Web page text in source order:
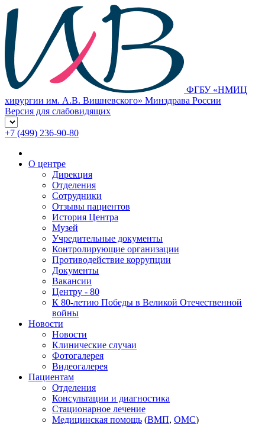
ФГБУ «НМИЦ
хирургии им. А.В. Вишневского» Минздрава России
Версия для слабовидящих
+7 (499) 236-90-80
О центре
Дирекция
Отделения
Сотрудники
Отзывы пациентов
История Центра
Музей
Учредительные документы
Контролирующие организации
Противодействие коррупции
Документы
Вакансии
Центру - 80
К 80-летию Победы в Великой Отечественной
войны
Новости
Новости
Клинические случаи
Фотогалерея
Видеогалерея
Пациентам
Отделения
Консультации и диагностика
Стационарное лечение
Медицинская помощь (ВМП, ОМС)